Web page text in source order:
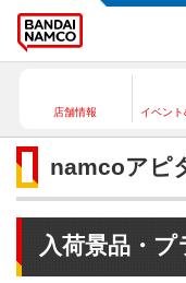
店舗情報 イベント
namcoアピ
入荷景品・